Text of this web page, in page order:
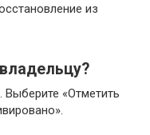
из
Выберите «Отметить